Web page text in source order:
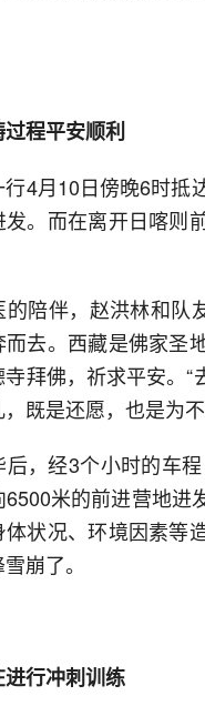
程平安顺利
4月10日傍晚6时抵
发。而在离开日喀则
的陪伴，赵洪林和队
而去。西藏是佛家圣
拜佛，祈求平安。“
既是还愿，也是为
后，经3个小时的车
6500米的前进营地进
体状况、环境因素
崩了。
行冲刺训练